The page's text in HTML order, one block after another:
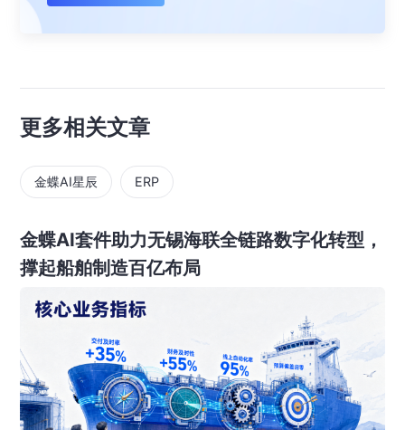
更多相关文章
金蝶AI星辰 ERP
金蝶AI套件助力无锡海联全链路数字化转型，
撑起船舶制造百亿布局